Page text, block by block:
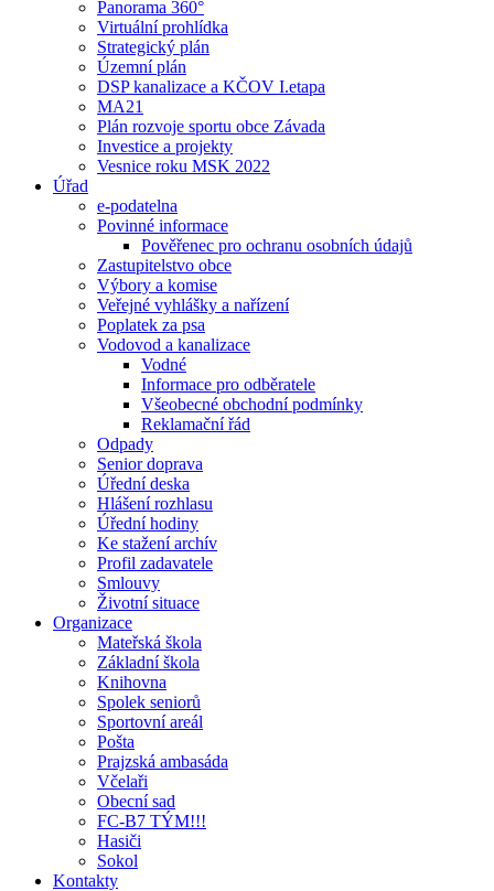
Panorama 360°
Virtuální prohlídka
Strategický plán
Územní plán
DSP kanalizace a KČOV I.etapa
MA21
Plán rozvoje sportu obce Závada
Investice a projekty
Vesnice roku MSK 2022
Úřad
e-podatelna
Povinné informace
Pověřenec pro ochranu osobních údajů
Zastupitelstvo obce
Výbory a komise
Veřejné vyhlášky a nařízení
Poplatek za psa
Vodovod a kanalizace
Vodné
Informace pro odběratele
Všeobecné obchodní podmínky
Reklamační řád
Odpady
Senior doprava
Úřední deska
Hlášení rozhlasu
Úřední hodiny
Ke stažení archív
Profil zadavatele
Smlouvy
Životní situace
Organizace
Mateřská škola
Základní škola
Knihovna
Spolek seniorů
Sportovní areál
Pošta
Prajzská ambasáda
Včelaři
Obecní sad
FC-B7 TÝM!!!
Hasiči
Sokol
Kontakty